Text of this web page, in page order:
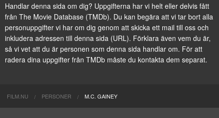
Handlar denna sida om dig? Uppgifterna har vi helt eller delvis fått
från The Movie Database (TMDb). Du kan begära att vi tar bort alla
personuppgifter vi har om dig genom att skicka ett mail till oss och
inkludera adressen till denna sida (URL). Förklara även vem du är,
så vi vet att du är personen som denna sida handlar om. För att
radera dina uppgifter från TMDb måste du kontakta dem separat.
FILM.NU PERSONER M.C. GAINEY